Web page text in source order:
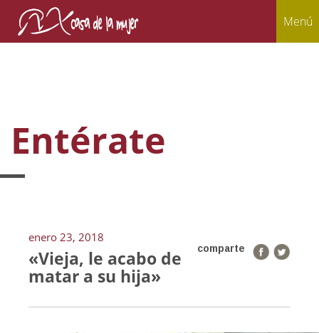
Menú
Entérate
enero 23, 2018
comparte
«Vieja, le acabo de
matar a su hija»